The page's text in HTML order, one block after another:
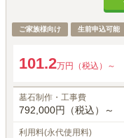
ご家族様向け 生前申込可能
101.2万円（税込）～
墓石制作・工事費
792,000円（税込）～
利用料(永代使用料)